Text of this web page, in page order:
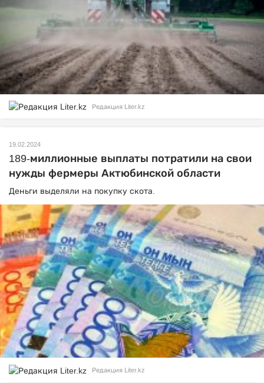
Редакция Liter.kz
19.02.2024
189-миллионные выплаты потратили на свои
нужды фермеры Актюбинской области
Деньги выделяли на покупку скота.
Редакция Liter.kz